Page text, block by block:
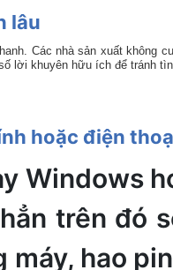
lâu
Các nhà sản xuất không
lời khuyên hữu ích để tránh
hoặc điện
Windows
trên đó
hao